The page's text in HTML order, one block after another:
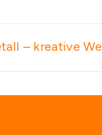
– kreative